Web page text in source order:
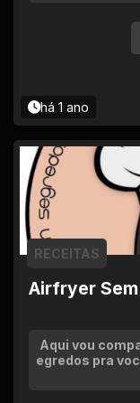
há 1 ano
Airfryer
RECEITAS
Aqui vou
egredos pra